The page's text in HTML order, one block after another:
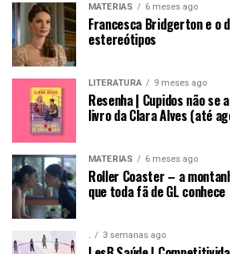
MATÉRIAS 6 meses ago
Francesca Bridgerton e o
estereótipos
LITERATURA 9 meses ago
Resenha | Cupidos não se
livro da Clara Alves (até
MATÉRIAS 6 meses ago
Roller Coaster – a
que toda fã de GL conhece
. 3 semanas ago